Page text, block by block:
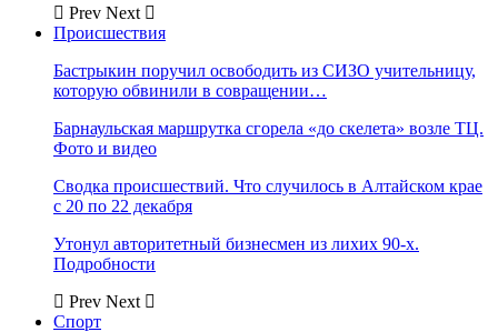
Prev Next
Происшествия
Бастрыкин поручил освободить из СИЗО учительницу,
которую обвинили в совращении…
Барнаульская маршрутка сгорела «до скелета» возле ТЦ.
Фото и видео
Сводка происшествий. Что случилось в Алтайском крае
с 20 по 22 декабря
Утонул авторитетный бизнесмен из лихих 90-х.
Подробности
Prev Next
Спорт